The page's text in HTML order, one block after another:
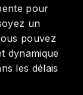
pour
un
pouvez
dynamique
les délais